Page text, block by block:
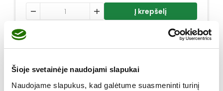
Šioje svetainėje naudojami slapukai
Naudojame slapukus, kad galėtume suasmeninti turinį
produkto kiekis: Vitamin C prolong kaps. N40
Į krepšelį